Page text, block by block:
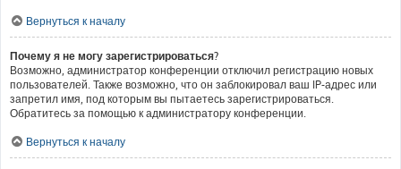
Вернуться к началу
Почему я не могу зарегистрироваться?
Возможно, администратор конференции отключил регистрацию новых
пользователей. Также возможно, что он заблокировал ваш IP-адрес или
запретил имя, под которым вы пытаетесь зарегистрироваться.
Обратитесь за помощью к администратору конференции.
Вернуться к началу